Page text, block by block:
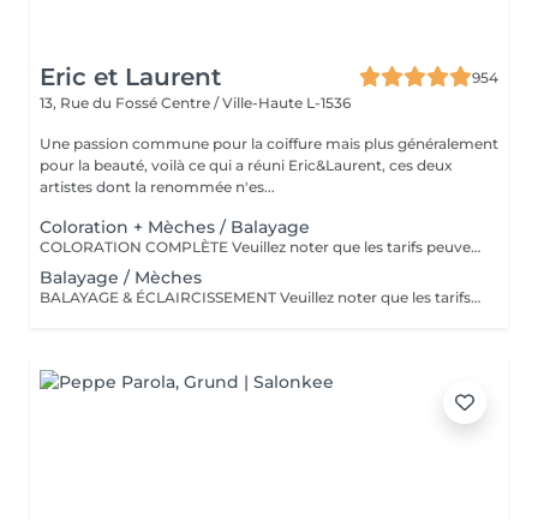
Eric et Laurent
954
13, Rue du Fossé Centre / Ville-Haute L-1536
Une passion commune pour la coiffure mais plus généralement
pour la beauté, voilà ce qui a réuni Eric&Laurent, ces deux
artistes dont la renommée n'es...
Coloration + Mèches / Balayage
COLORATION COMPLÈTE Veuillez noter que les tarifs peuvent varier en fonction de la longueur des cheveux, de leur densité, de la quantité de produit nécessaire ainsi que de la complexité de la prestation. COLOR.ME by KEVIN.MURPHY Découvrez une expérience de coloration haut de gamme avec COLOR.ME by KEVIN.MURPHY, une gamme de coloration professionnelle alliant performance, innovation et respect de la fibre capillaire. Les avantages : Formule sans ammoniaque, sans PPD et sans parabène Enrichie en miel, beurre de karité et grenade pour nourrir et protéger les cheveux Jusqu'à 100 % de couverture des cheveux blancs Couleur intense, lumineuse et durable Respect optimal de la fibre capillaire et du cuir chevelu Cheveux visiblement plus doux, brillants et éclatants de santé Formule cruelty-free, développée dans le respect du bien-être animal Une expérience de coloration premium qui associe l'excellence de la couleur à des actifs de soin performants, pour un résultat sur mesure, éclatant et naturellement sophistiqué.
Balayage / Mèches
BALAYAGE & ÉCLAIRCISSEMENT Veuillez noter que les tarifs peuvent varier en fonction de la longueur et de la densité des cheveux, de la quantité de produit nécessaire ainsi que de la complexité de la prestation. UNE LUMIÈRE SUR MESURE Apportez éclat, profondeur et dimension à votre chevelure grâce à nos techniques d'éclaircissement personnalisées. Chaque réalisation est pensée pour sublimer votre couleur naturelle et créer un résultat harmonieux, lumineux et parfaitement adapté à votre style.